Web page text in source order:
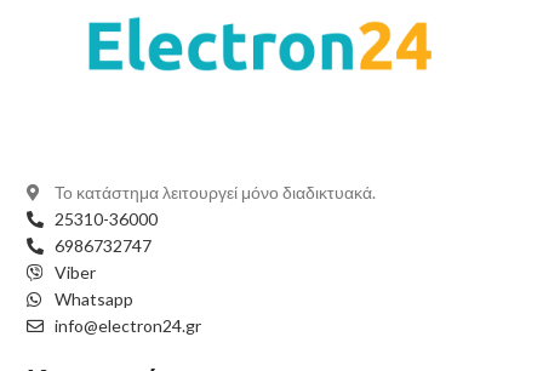
Το κατάστημα λειτουργεί μόνο διαδικτυακά.
25310-36000
6986732747
Viber
Whatsapp
info@electron24.gr